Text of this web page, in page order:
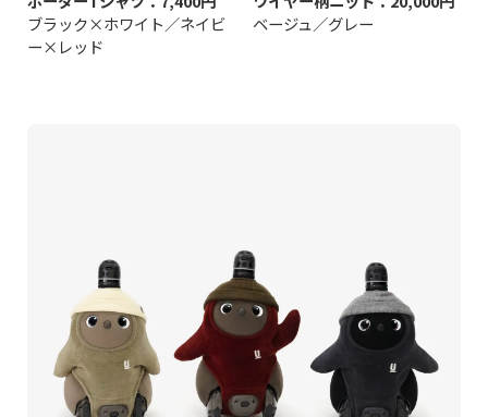
ブラック×ホワイト／ネイビ
ー×レッド
ベージュ／グレー